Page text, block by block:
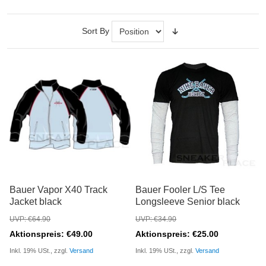
Sort By
Bauer Vapor X40 Track
Jacket black
UVP: €64.90
Aktionspreis: €49.00
Inkl. 19% USt., zzgl.Versand
Bauer Fooler L/S Tee
Longsleeve Senior black
UVP: €34.90
Aktionspreis: €25.00
Inkl. 19% USt., zzgl.Versand